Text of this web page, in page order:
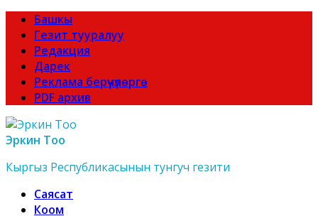
Башкы
Гезит тууралуу
Редакция
Дарек
Реклама берүүчүлөргө
PDF архив
Эркин Тоо
Кыргыз Республикасынын тунгуч гезити
Саясат
Коом